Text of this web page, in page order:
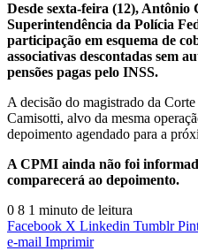
Desde sexta-feira (12), Antônio
Superintendência da Polícia
participação em esquema de
associativas descontadas sem
pensões pagas pelo INSS.
A decisão do magistrado da
Camisotti, alvo da mesma
depoimento agendado para a
A CPMI ainda não foi
comparecerá ao depoimento.
0 8 1 minuto de leitura
Facebook X Linkedin Tumblr
e-mail Imprimir